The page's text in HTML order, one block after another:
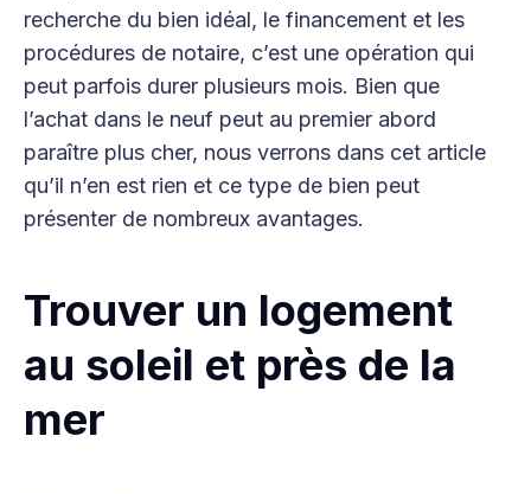
recherche du bien idéal, le financement et les
procédures de notaire, c’est une opération qui
peut parfois durer plusieurs mois. Bien que
l’achat dans le neuf peut au premier abord
paraître plus cher, nous verrons dans cet article
qu’il n’en est rien et ce type de bien peut
présenter de nombreux avantages.
Trouver un logement
au soleil et près de la
mer